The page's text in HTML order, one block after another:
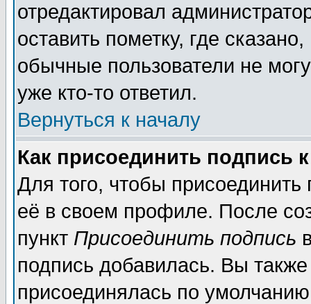
отредактировал
оставить пометку, где
обычные пользователи не
уже кто-то ответил.
Вернуться к началу
Как присоединить подпись
Для того, чтобы
её в своем профиле. После
пункт Присоединить подпись
подпись добавилась. Вы
присоединялась по